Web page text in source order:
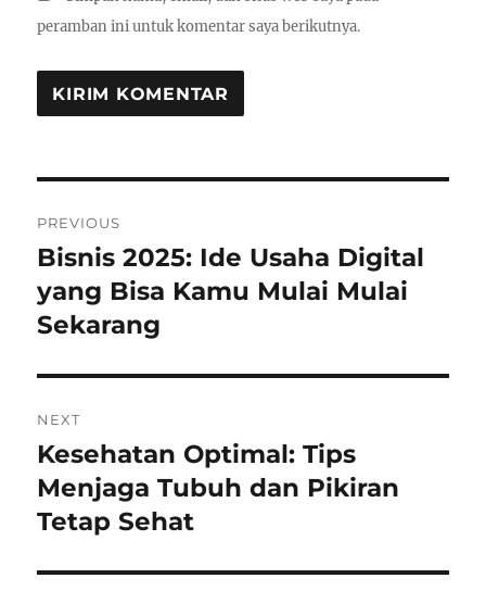
peramban ini untuk komentar saya berikutnya.
pos
PREVIOUS
Previous
post:
Bisnis 2025: Ide Usaha Digital
yang Bisa Kamu Mulai Mulai
Sekarang
NEXT
Next
post:
Kesehatan Optimal: Tips
Menjaga Tubuh dan Pikiran
Tetap Sehat